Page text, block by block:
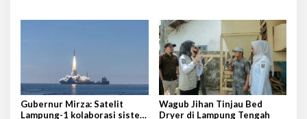
Gubernur Mirza: Satelit
Lampung-1 kolaborasi sister
Wagub Jihan Tinjau Bed
Dryer di Lampung Tengah